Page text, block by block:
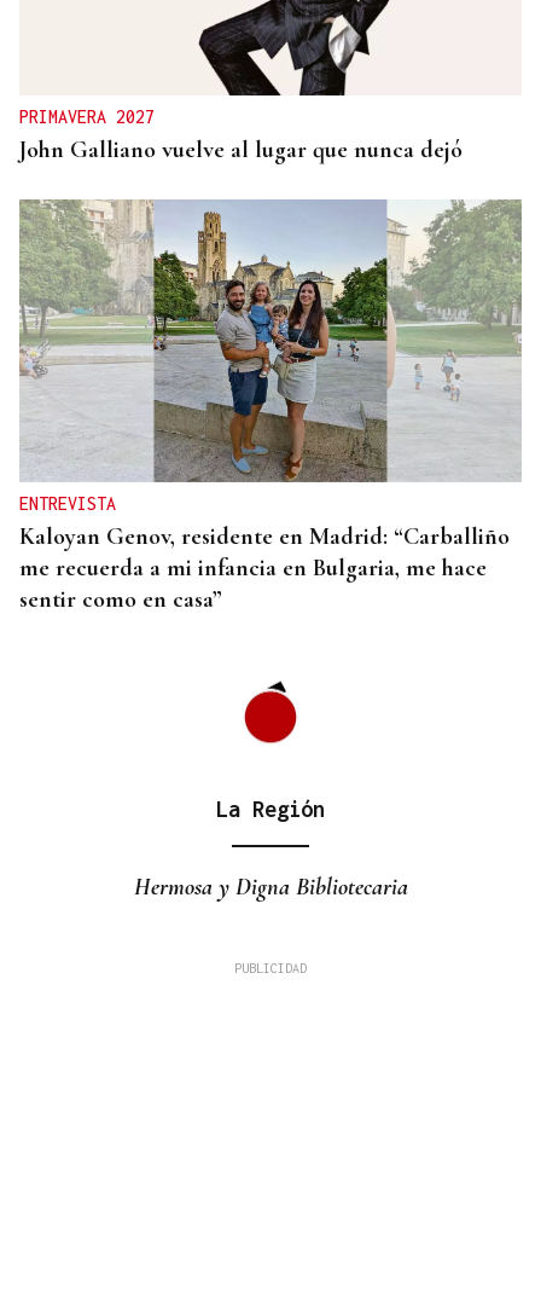
PRIMAVERA 2027
John Galliano vuelve al lugar que nunca dejó
ENTREVISTA
Kaloyan Genov, residente en Madrid: “Carballiño
me recuerda a mi infancia en Bulgaria, me hace
sentir como en casa”
La Región
Hermosa y Digna Bibliotecaria